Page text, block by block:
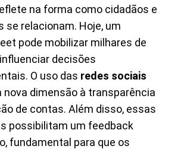
na forma como cidadãos e
se relacionam. Hoje, um
pode mobilizar milhares de
decisões
O uso das redes sociais
nova dimensão à transparência
de contas. Além disso, essas
possibilitam um feedback
fundamental para que os